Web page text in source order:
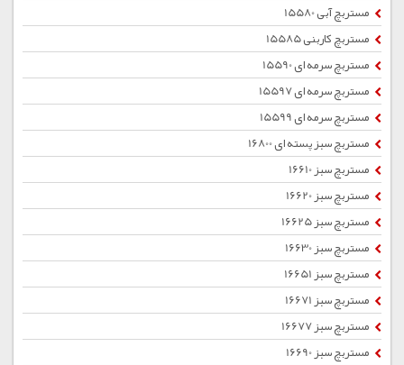
مستربچ آبی 15580
مستربچ کاربنی 15585
مستربچ سرمه ای 15590
مستربچ سرمه ای 15597
مستربچ سرمه ای 15599
مستربچ سبز پسته ای 16800
مستربچ سبز 16610
مستربچ سبز 16620
مستربچ سبز 16625
مستربچ سبز 16630
مستربچ سبز 16651
مستربچ سبز 16671
مستربچ سبز 16677
مستربچ سبز 16690